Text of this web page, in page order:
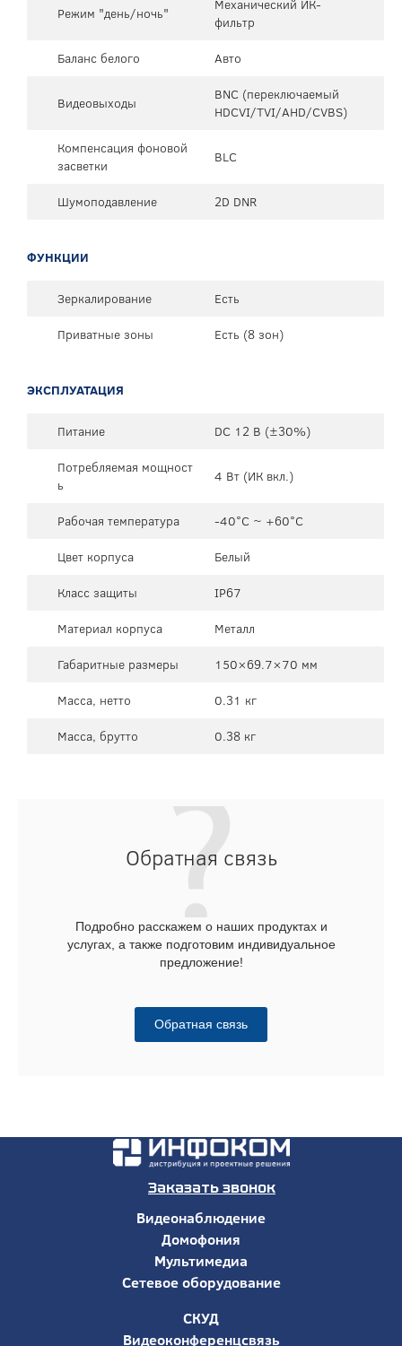
Режим "день/ночь"
Механический ИК-
фильтр
Баланс белого
Авто
Видеовыходы
BNC (переключаемый
HDCVI/TVI/AHD/CVBS)
Компенсация фоновой
засветки
BLC
Шумоподавление 2D DNR
ФУНКЦИИ
Зеркалирование
Есть
Приватные зоны
Есть (8 зон)
ЭКСПЛУАТАЦИЯ
Питание
DC 12 В (±30%)
Потребляемая мощност
ь
4 Вт (ИК вкл.)
Рабочая температура
-40°C ~ +60°C
Цвет корпуса
Белый
Класс защиты
IP67
Материал корпуса
Металл
Габаритные размеры
150×69.7×70 мм
Масса, нетто
0.31 кг
Масса, брутто
0.38 кг
Обратная связь
Подробно расскажем о наших продуктах и
услугах, а также подготовим индивидуальное
предложение!
Обратная связь
Заказать звонок
Видеонаблюдение
Домофония
Мультимедиа
Сетевое оборудование
СКУД
Видеоконференцсвязь